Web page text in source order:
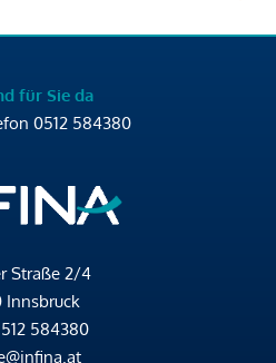
für Sie da
0512 584380
Straße 2/4
Innsbruck
584380